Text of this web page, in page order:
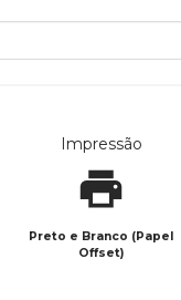
Impressão
Preto e Branco (Papel
Offset)